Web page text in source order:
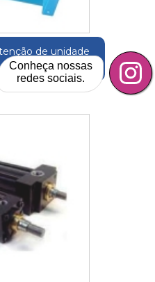
de unidade
Arcadas
Conheça nossas
redes sociais.